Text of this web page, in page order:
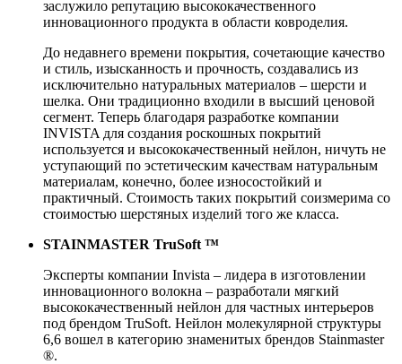
заслужило репутацию высококачественного
инновационного продукта в области ковроделия.
До недавнего времени покрытия, сочетающие качество
и стиль, изысканность и прочность, создавались из
исключительно натуральных материалов – шерсти и
шелка. Они традиционно входили в высший ценовой
сегмент. Теперь благодаря разработке компании
INVISTA для создания роскошных покрытий
используется и высококачественный нейлон, ничуть не
уступающий по эстетическим качествам натуральным
материалам, конечно, более износостойкий и
практичный. Стоимость таких покрытий соизмерима со
стоимостью шерстяных изделий того же класса.
STAINMASTER TruSoft ™
Эксперты компании Invista – лидера в изготовлении
инновационного волокна – разработали мягкий
высококачественный нейлон для частных интерьеров
под брендом TruSoft. Нейлон молекулярной структуры
6,6 вошел в категорию знаменитых брендов Stainmaster
®.